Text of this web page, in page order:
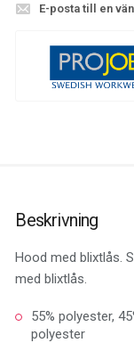
E-posta till en vän
Beskrivning
Hood med blixtlås.
med blixtlås.
55% polyester,
polyester